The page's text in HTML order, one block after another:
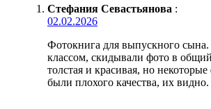
Стефания Севастьянова :
02.02.2026
Фотокнига для выпускного
классом, скидывали фото в
толстая и красивая, но некоторые
были плохого качества, их видно.